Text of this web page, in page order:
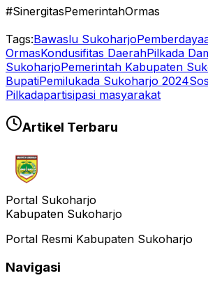
#SinergitasPemerintahOrmas
Tags:Bawaslu Sukoharjo
OrmasKondusifitas DaerahPilkada
SukoharjoPemerintah Kabupaten
BupatiPemilukada Sukoharjo 2024
Pilkadapartisipasi masyarakat
Artikel Terbaru
Portal Sukoharjo
Kabupaten Sukoharjo
Portal Resmi Kabupaten Sukoharjo
Navigasi